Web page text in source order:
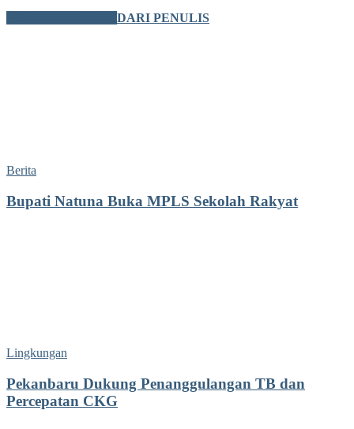
DARI PENULIS
Berita
Bupati Natuna Buka MPLS Sekolah Rakyat
Lingkungan
Pekanbaru Dukung Penanggulangan TB dan
Percepatan CKG